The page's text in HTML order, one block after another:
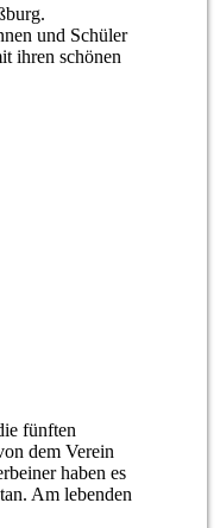
und Schüler
ihren schönen
fünften
dem Verein
haben es
Am lebenden